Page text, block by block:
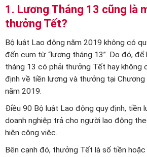
1. Lương Tháng 13 cũng là
thưởng Tết?
Bộ luật Lao động năm 2019 không có
đến cụm từ “lương tháng 13”. Do đó,
tháng 13 có phải thưởng Tết hay không
định về tiền lương và thưởng tại
năm 2019.
Điều 90 Bộ luật Lao động quy định, tiền
doanh nghiệp trả cho người lao động
hiện công việc.
Bên cạnh đó, thưởng Tết là số tiền